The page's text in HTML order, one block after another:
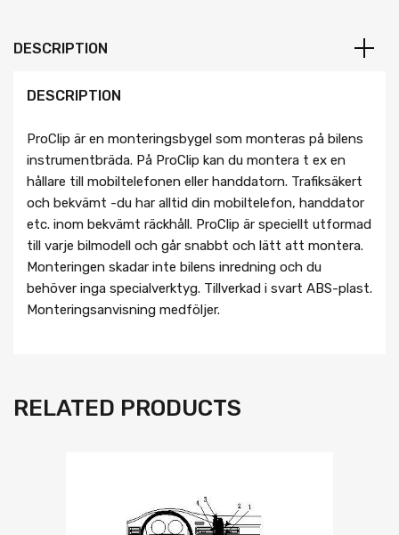
DESCRIPTION
DESCRIPTION
ProClip är en monteringsbygel som monteras på bilens
instrumentbräda. På ProClip kan du montera t ex en
hållare till mobiltelefonen eller handdatorn. Trafiksäkert
och bekvämt -du har alltid din mobiltelefon, handdator
etc. inom bekvämt räckhåll. ProClip är speciellt utformad
till varje bilmodell och går snabbt och lätt att montera.
Monteringen skadar inte bilens inredning och du
behöver inga specialverktyg. Tillverkad i svart ABS-plast.
Monteringsanvisning medföljer.
RELATED PRODUCTS